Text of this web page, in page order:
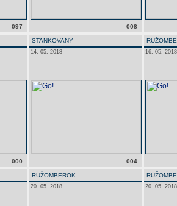
097 008
000
STANKOVANY
14. 05. 2018
004
16. 05. 2018
RUŽOMBEROK
20. 05. 2018 20. 05. 2018